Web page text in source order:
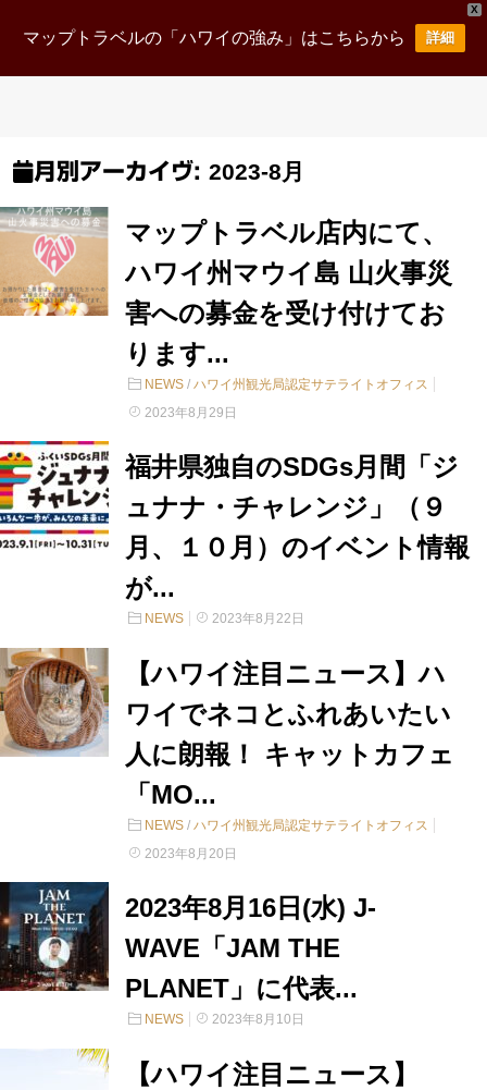
X
マップトラベルの「ハワイの強み」はこちらから 詳細
月別アーカイヴ: 2023-8月
マップトラベル店内にて、
ハワイ州マウイ島 山火事災
害への募金を受け付けてお
ります...
NEWS / ハワイ州観光局認定サテライトオフィス
2023年8月29日
福井県独自のSDGs月間「ジ
ュナナ・チャレンジ」（９
月、１０月）のイベント情報
が...
NEWS 2023年8月22日
【ハワイ注目ニュース】ハ
ワイでネコとふれあいたい
人に朗報！ キャットカフェ
「MO...
NEWS / ハワイ州観光局認定サテライトオフィス
2023年8月20日
2023年8月16日(水) J-
WAVE「JAM THE
PLANET」に代表...
NEWS 2023年8月10日
【ハワイ注目ニュース】